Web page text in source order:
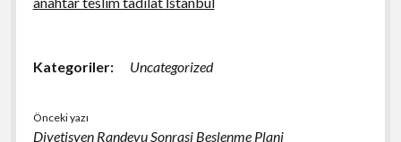
Kategoriler: Uncategorized
Önceki yazı
Diyetisyen Randevu Sonrasi Beslenme Plani